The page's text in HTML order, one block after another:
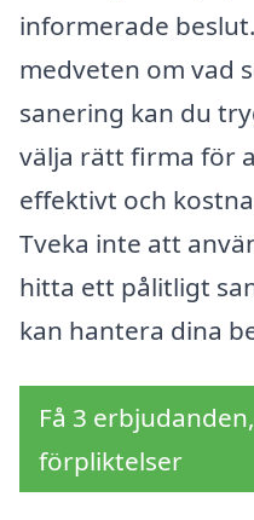
informerade
medveten om vad
sanering kan du
välja rätt firma för
effektivt och
Tveka inte att
hitta ett pålitligt
kan hantera dina
Få 3
förpliktelser